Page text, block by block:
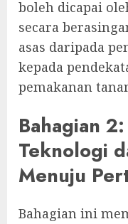
boleh dicapai
secara
asas daripada
kepada
pemakanan
Bahagian
Teknologi
Menuju
Bahagian ini